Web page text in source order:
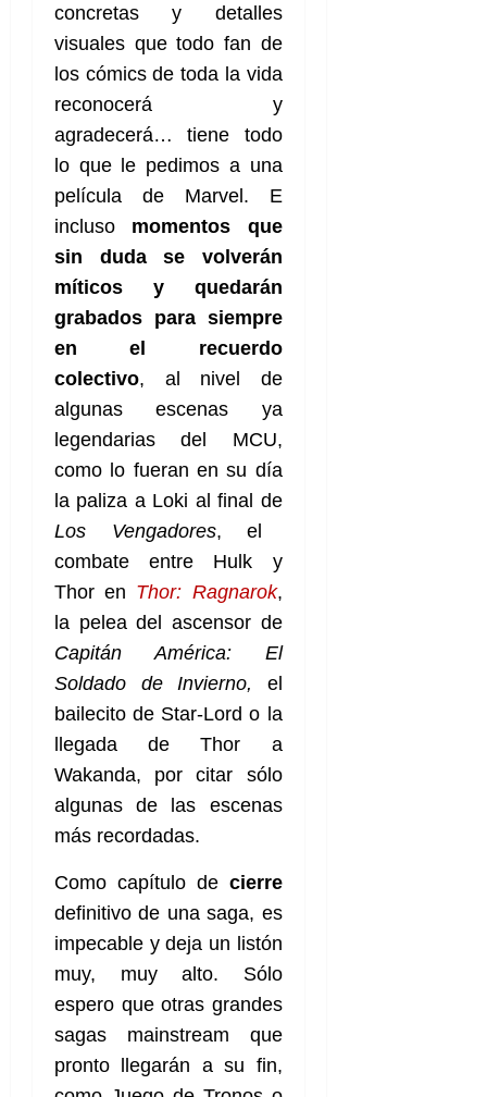
concretas y detalles
visuales que todo fan de
los cómics de toda la vida
reconocerá y
agradecerá… tiene todo
lo que le pedimos a una
película de Marvel. E
incluso momentos que
sin duda se volverán
míticos y quedarán
grabados para siempre
en el recuerdo
colectivo, al nivel de
algunas escenas ya
legendarias del MCU,
como lo fueran en su día
la paliza a Loki al final de
Los Vengadores, el
combate entre Hulk y
Thor en Thor: Ragnarok,
la pelea del ascensor de
Capitán América: El
Soldado de Invierno,
el
bailecito de Star-Lord o la
llegada de Thor a
Wakanda, por citar sólo
algunas de las escenas
más recordadas.
Como capítulo de cierre
definitivo de una saga, es
impecable y deja un listón
muy, muy alto. Sólo
espero que otras grandes
sagas mainstream que
pronto llegarán a su fin,